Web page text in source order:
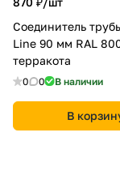
Соединитель
Line 90 мм RAL
терракота
0 0 В наличии
В